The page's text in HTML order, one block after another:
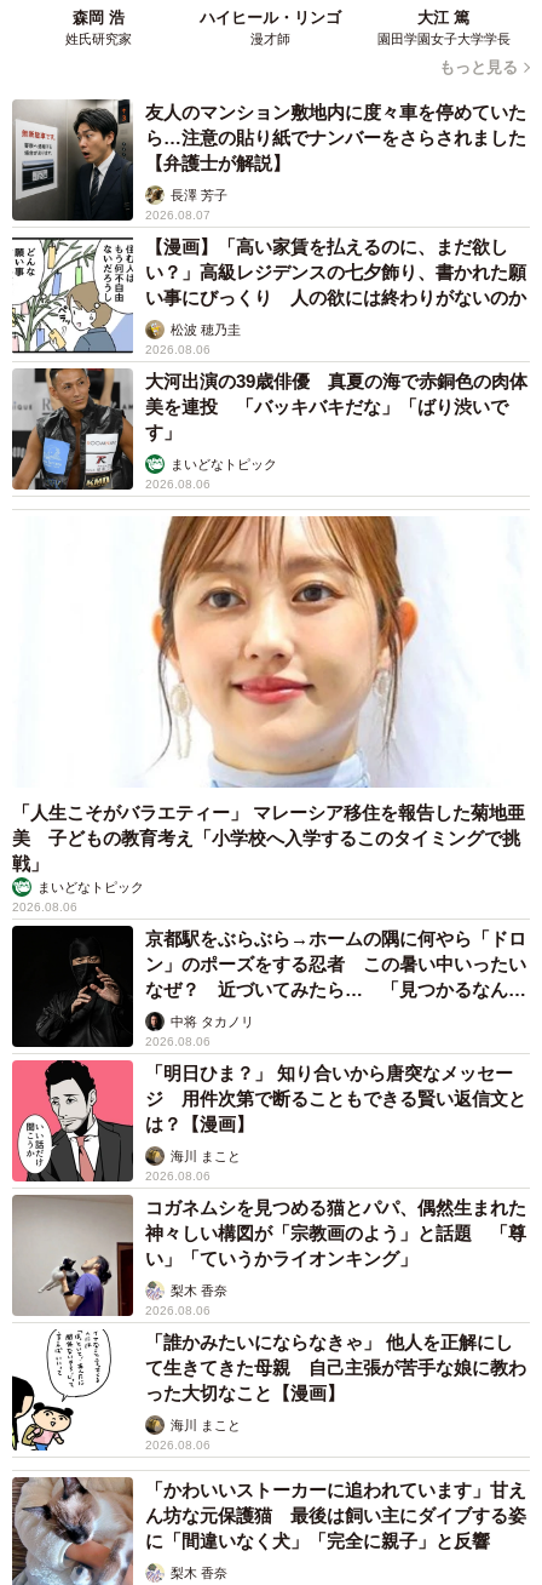
森岡 浩
姓氏研究家
ハイヒール・リンゴ
漫才師
大江 篤
園田学園女子大学学長
もっと見る
友人のマンション敷地内に度々車を停めていた
ら…注意の貼り紙でナンバーをさらされました
【弁護士が解説】
長澤 芳子
2026.08.07
【漫画】「高い家賃を払えるのに、まだ欲し
い？」高級レジデンスの七夕飾り、書かれた願
い事にびっくり 人の欲には終わりがないのか
松波 穂乃圭
2026.08.06
大河出演の39歳俳優 真夏の海で赤銅色の肉体
美を連投 「バッキバキだな」「ばり渋いで
す」
まいどなトピック
2026.08.06
「人生こそがバラエティー」 マレーシア移住を報告した菊地亜
美 子どもの教育考え「小学校へ入学するこのタイミングで挑
戦」
まいどなトピック
2026.08.06
京都駅をぶらぶら→ホームの隅に何やら「ドロ
ン」のポーズをする忍者 この暑い中いったい
なぜ？ 近づいてみたら… 「見つかるなんて
未熟」中将 タカノリ
2026.08.06
「明日ひま？」 知り合いから唐突なメッセー
ジ 用件次第で断ることもできる賢い返信文と
は？【漫画】
海川 まこと
2026.08.06
コガネムシを見つめる猫とパパ、偶然生まれた
神々しい構図が「宗教画のよう」と話題 「尊
い」「ていうかライオンキング」
梨木 香奈
2026.08.06
「誰かみたいにならなきゃ」 他人を正解にし
て生きてきた母親 自己主張が苦手な娘に教わ
った大切なこと【漫画】
海川 まこと
2026.08.06
「かわいいストーカーに追われています」甘え
ん坊な元保護猫 最後は飼い主にダイブする姿
に「間違いなく犬」「完全に親子」と反響
梨木 香奈